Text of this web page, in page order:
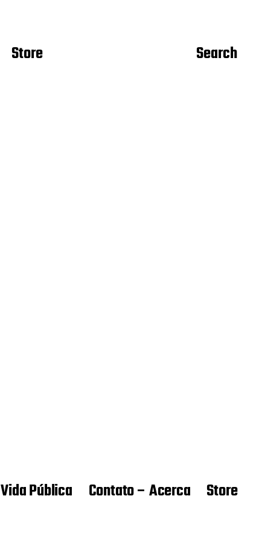
Store Search
Vida Pública Contato – Acerca Store